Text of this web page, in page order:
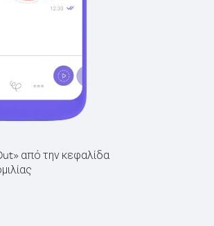
από την κεφαλίδα